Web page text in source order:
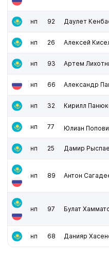
нп 92 Даулет
нп 26 Алексей
нп 93 Артем
нп 66 Александр
нп 32 Кирилл
нп 77 Юлиан
нп 25 Дамир
нп 89 Антон
нп 97 Булат
нп 68 Данияр